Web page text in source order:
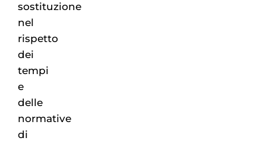
sostituzione
nel
rispetto
dei
tempi
e
delle
normative
di